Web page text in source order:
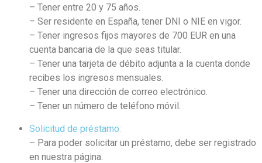
– Tener entre 20 y 75 años.
– Ser residente en España, tener DNI o NIE en vigor.
– Tener ingresos fijos mayores de 700 EUR en una
cuenta bancaria de la que seas titular.
– Tener una tarjeta de débito adjunta a la cuenta donde
recibes los ingresos mensuales.
– Tener una dirección de correo electrónico.
– Tener un número de teléfono móvil.
Solicitud de préstamo:
– Para poder solicitar un préstamo, debe ser registrado
en nuestra página.